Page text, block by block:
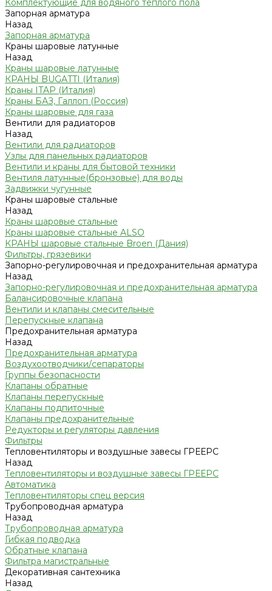
Комплектующие для водяного теплого пола
Запорная арматура
Назад
Запорная арматура
Краны шаровые латунные
Назад
Краны шаровые латунные
КРАНЫ BUGATTI (Италия)
Краны ITAP (Италия)
Краны БАЗ, Галлоп (Россия)
Краны шаровые для газа
Вентили для радиаторов
Назад
Вентили для радиаторов
Узлы для панельных радиаторов
Вентили и краны для бытовой техники
Вентиля латунные(бронзовые) для воды
Задвижки чугунные
Краны шаровые стальные
Назад
Краны шаровые стальные
Краны шаровые стальные ALSO
КРАНЫ шаровые стальные Broen (Дания)
Фильтры, грязевики
Запорно-регулировочная и предохранительная арматура
Назад
Запорно-регулировочная и предохранительная арматура
Балансировочные клапана
Вентили и клапаны смесительные
Перепускные клапана
Предохранительная арматура
Назад
Предохранительная арматура
Воздухоотводчики/сепараторы
Группы безопасности
Клапаны обратные
Клапаны перепускные
Клапаны подпиточные
Клапаны предохранительные
Редукторы и регуляторы давления
Фильтры
Тепловентиляторы и воздушные завесы ГРЕЕРС
Назад
Тепловентиляторы и воздушные завесы ГРЕЕРС
Автоматика
Тепловентиляторы спец версия
Трубопроводная арматура
Назад
Трубопроводная арматура
Гибкая подводка
Обратные клапана
Фильтра магистральные
Декоративная сантехника
Назад